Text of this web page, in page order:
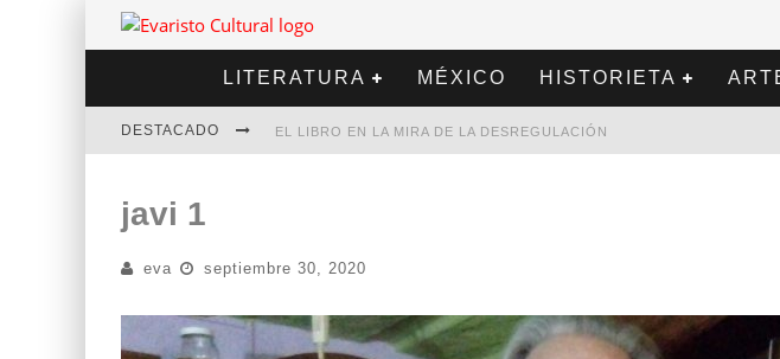
LITERATURA MÉXICO HISTORIETA
DESTACADO EL LIBRO EN LA MIRA DE LA DESREGULACIÓN
ALEJANDRA CORREA | LA NIEVE
javi 1
eva septiembre 30, 2020